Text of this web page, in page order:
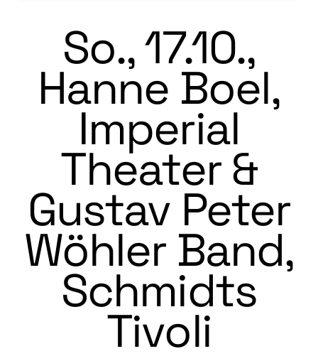
So., 17.10.,
Hanne Boel,
Imperial
Theater &
Gustav Peter
Wöhler Band,
Schmidts
Tivoli